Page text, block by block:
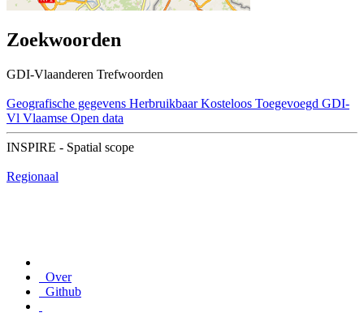
Zoekwoorden
GDI-Vlaanderen Trefwoorden
Geografische gegevens Herbruikbaar Kosteloos Toegevoegd GDI-
Vl Vlaamse Open data
INSPIRE - Spatial scope
Regionaal
Over
Github